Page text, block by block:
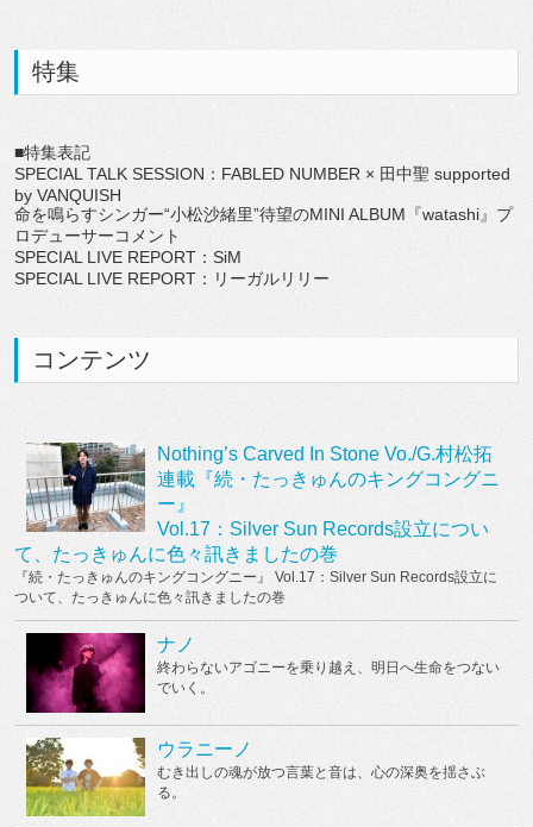
特集
■特集表記
SPECIAL TALK SESSION：FABLED NUMBER × 田中聖 supported
by VANQUISH
命を鳴らすシンガー“小松沙緒里”待望のMINI ALBUM『watashi』プ
ロデューサーコメント
SPECIAL LIVE REPORT：SiM
SPECIAL LIVE REPORT：リーガルリリー
コンテンツ
Nothing’s Carved In Stone Vo./G.村松拓
連載『続・たっきゅんのキングコングニ
ー』
Vol.17：Silver Sun Records設立につい
て、たっきゅんに色々訊きましたの巻
『続・たっきゅんのキングコングニー』 Vol.17：Silver Sun Records設立に
ついて、たっきゅんに色々訊きましたの巻
ナノ
終わらないアゴニーを乗り越え、明日へ生命をつない
でいく。
ウラニーノ
むき出しの魂が放つ言葉と音は、心の深奥を揺さぶ
る。